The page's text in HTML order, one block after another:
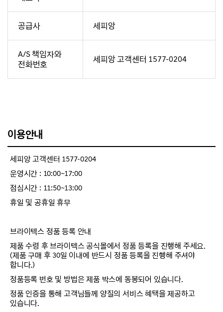
공급사 세피앙
A/S 책임자와
전화번호
세피앙 고객센터 1577-0204
이용안내
세피앙 고객센터 1577-0204
운영시간 : 10:00~17:00
점심시간 : 11:50~13:00
휴일 및 공휴일 휴무
브라이텍스 정품 등록 안내
제품 수령 후 브라이텍스 공식몰에서 정품 등록을 진행해 주세요.
(제품 구매 후 30일 이내에 반드시 정품 등록을 진행해 주셔야
합니다.)
정품등록 번호 및 방법은 제품 박스에 동봉되어 있습니다.
정품 인증을 통해 고객님들께 양질의 서비스 혜택을 제공하고
있습니다.